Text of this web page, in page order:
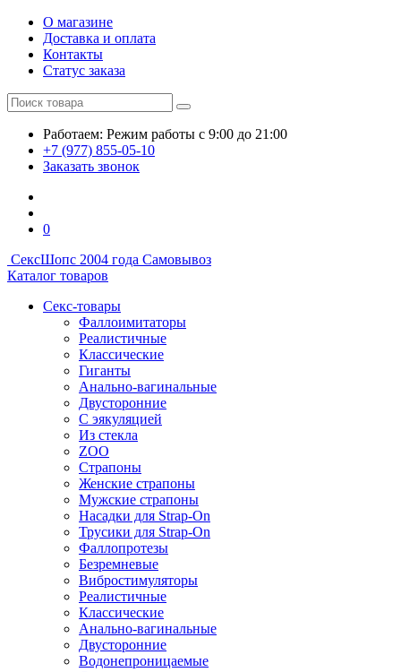
О магазине
Доставка и оплата
Контакты
Статус заказа
Работаем: Режим работы с 9:00 до 21:00
+7 (977) 855-05-10
Заказать звонок
0
СексШопс 2004 года Самовывоз
Каталог товаров
Секс-товары
Фаллоимитаторы
Реалистичные
Классические
Гиганты
Анально-вагинальные
Двусторонние
С эякуляцией
Из стекла
ZOO
Страпоны
Женские страпоны
Мужские страпоны
Насадки для Strap-On
Трусики для Strap-On
Фаллопротезы
Безремневые
Вибростимуляторы
Реалистичные
Классические
Анально-вагинальные
Двусторонние
Водонепроницаемые